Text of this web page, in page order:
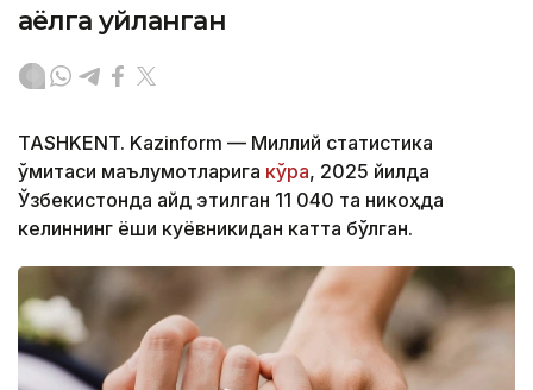
аёлга уйланган
TASHKENT. Kazinform — Миллий статистика
қўмитаси маълумотларига кўра, 2025 йилда
Ўзбекистонда қайд этилган 11 040 та никоҳда
келиннинг ёши куёвникидан катта бўлган.